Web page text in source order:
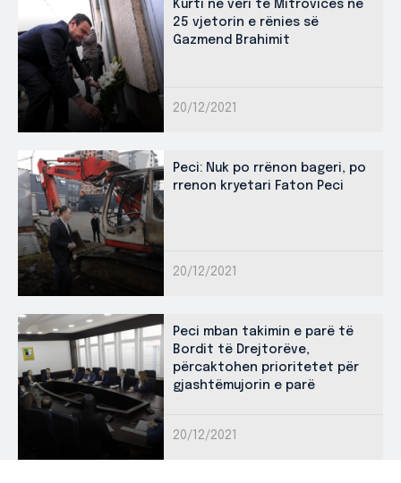
Kurti në veri të Mitrovicës në
25 vjetorin e rënies së
Gazmend Brahimit
20/12/2021
Peci: Nuk po rrënon bageri, po
rrenon kryetari Faton Peci
20/12/2021
Peci mban takimin e parë të
Bordit të Drejtorëve,
përcaktohen prioritetet për
gjashtëmujorin e parë
20/12/2021